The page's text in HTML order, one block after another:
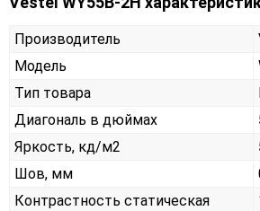
Производитель
Модель
Тип товара
Диагональ в дюймах
Яркость, кд/м2
Шов, мм
Контрастность статическая